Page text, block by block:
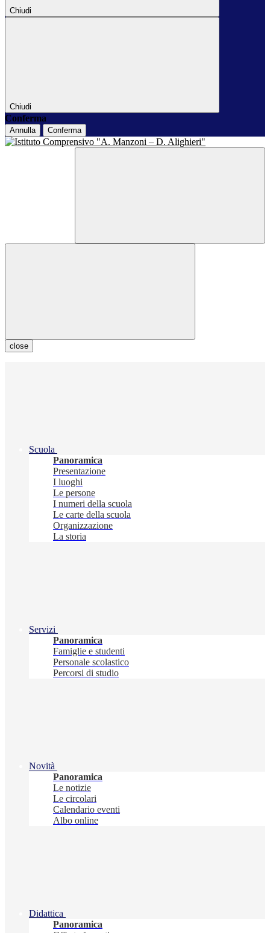
Chiudi
Chiudi
Conferma
Annulla Conferma
close
Scuola
Panoramica
Presentazione
I luoghi
Le persone
I numeri della scuola
Le carte della scuola
Organizzazione
La storia
Servizi
Panoramica
Famiglie e studenti
Personale scolastico
Percorsi di studio
Novità
Panoramica
Le notizie
Le circolari
Calendario eventi
Albo online
Didattica
Panoramica